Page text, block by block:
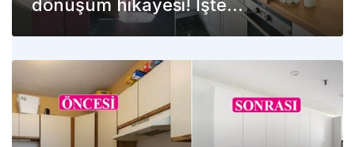
dönüşüm hikayesi! İşte
öncesi ve sonrası